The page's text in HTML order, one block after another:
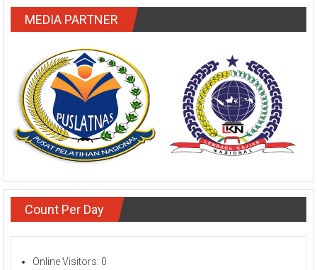
MEDIA PARTNER
Count Per Day
Online Visitors: 0